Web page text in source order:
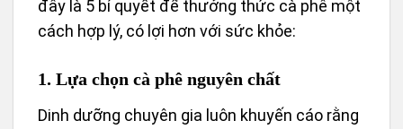
đây là 5 bí quyết để thưởng thức cà phê một
cách hợp lý, có lợi hơn với sức khỏe:
1. Lựa chọn cà phê nguyên chất
Dinh dưỡng chuyên gia luôn khuyến cáo rằng